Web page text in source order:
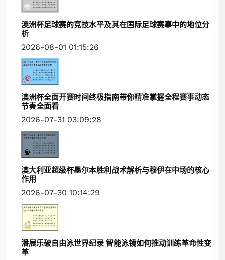
澳洲杯足球赛的竞技水平及其在国际足球赛事中的地位分
析
2026-08-01 01:15:26
澳洲杯全面开赛时间终极指南带你精准掌握全程赛事动态
节奏全面看
2026-07-31 03:09:28
澳大利亚超级杯墨尔本胜利战术解析与穆伊在中场的核心
作用
2026-07-30 10:14:29
潘展乐破自由泳世界纪录 智能泳镜如何推动训练革命性变
革